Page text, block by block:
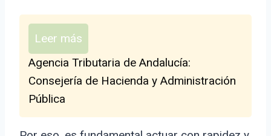
Leer más
Agencia Tributaria de Andalucía:
Consejería de Hacienda y Administración
Pública